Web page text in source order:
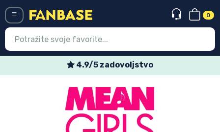
0
4.9/5 zadovoljstvo
Ulazak Registracija
Najnovije proizvodi